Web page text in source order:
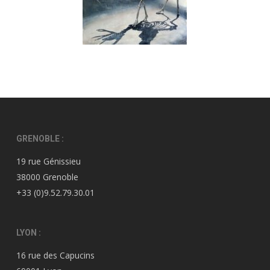
GRENOBLE :
19 rue Génissieu
38000 Grenoble
+33 (0)9.52.79.30.01
LYON :
16 rue des Capucins